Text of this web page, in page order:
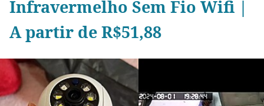
Infravermelho Sem Fio Wifi |
A partir de R$51,88